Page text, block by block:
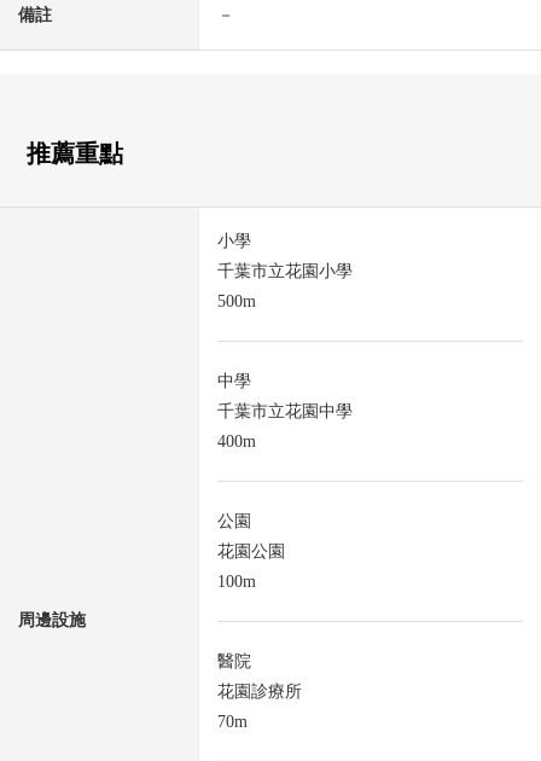
備註 －
推薦重點
周邊設施
小學
千葉市立花園小學
500m
中學
千葉市立花園中學
400m
公園
花園公園
100m
醫院
花園診療所
70m